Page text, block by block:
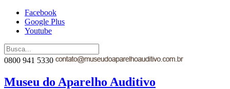
Facebook
Google Plus
Youtube
0800 941 5330
Museu do Aparelho Auditivo